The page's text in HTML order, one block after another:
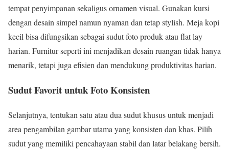
tempat penyimpanan sekaligus ornamen visual. Gunakan kursi
dengan desain simpel namun nyaman dan tetap stylish. Meja kopi
kecil bisa difungsikan sebagai sudut foto produk atau flat lay
harian. Furnitur seperti ini menjadikan desain ruangan tidak hanya
menarik, tetapi juga efisien dan mendukung produktivitas harian.
Sudut Favorit untuk Foto Konsisten
Selanjutnya, tentukan satu atau dua sudut khusus untuk menjadi
area pengambilan gambar utama yang konsisten dan khas. Pilih
sudut yang memiliki pencahayaan stabil dan latar belakang bersih.